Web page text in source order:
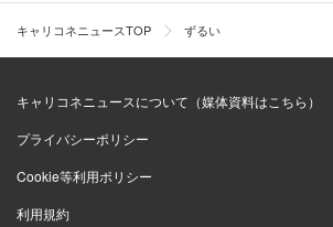
キャリコネニュースTOP ずるい
キャリコネニュースについて（媒体資料はこちら）
プライバシーポリシー
Cookie等利用ポリシー
利用規約